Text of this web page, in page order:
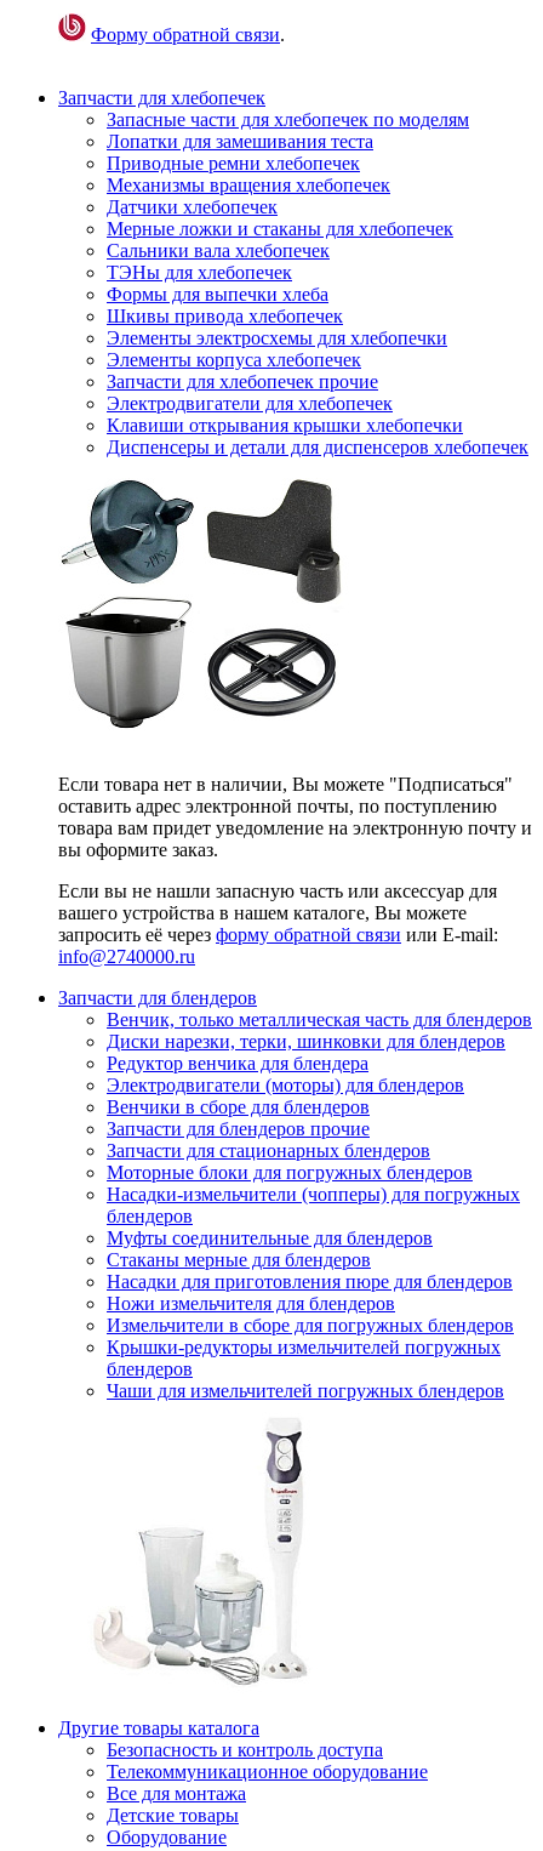
Форму обратной связи.
Запчасти для хлебопечек
Запасные части для хлебопечек по моделям
Лопатки для замешивания теста
Приводные ремни хлебопечек
Механизмы вращения хлебопечек
Датчики хлебопечек
Мерные ложки и стаканы для хлебопечек
Сальники вала хлебопечек
ТЭНы для хлебопечек
Формы для выпечки хлеба
Шкивы привода хлебопечек
Элементы электросхемы для хлебопечки
Элементы корпуса хлебопечек
Запчасти для хлебопечек прочие
Электродвигатели для хлебопечек
Клавиши открывания крышки хлебопечки
Диспенсеры и детали для диспенсеров хлебопечек
Если товара нет в наличии, Вы можете "Подписаться"
оставить адрес электронной почты, по поступлению
товара вам придет уведомление на электронную почту и
вы оформите заказ.
Если вы не нашли запасную часть или аксессуар для
вашего устройства в нашем каталоге, Вы можете
запросить её через форму обратной связи или E-mail:
info@2740000.ru
Запчасти для блендеров
Венчик, только металлическая часть для блендеров
Диски нарезки, терки, шинковки для блендеров
Редуктор венчика для блендера
Электродвигатели (моторы) для блендеров
Венчики в сборе для блендеров
Запчасти для блендеров прочие
Запчасти для стационарных блендеров
Моторные блоки для погружных блендеров
Насадки-измельчители (чопперы) для погружных
блендеров
Муфты соединительные для блендеров
Стаканы мерные для блендеров
Насадки для приготовления пюре для блендеров
Ножи измельчителя для блендеров
Измельчители в сборе для погружных блендеров
Крышки-редукторы измельчителей погружных
блендеров
Чаши для измельчителей погружных блендеров
Другие товары каталога
Безопасность и контроль доступа
Телекоммуникационное оборудование
Все для монтажа
Детские товары
Оборудование